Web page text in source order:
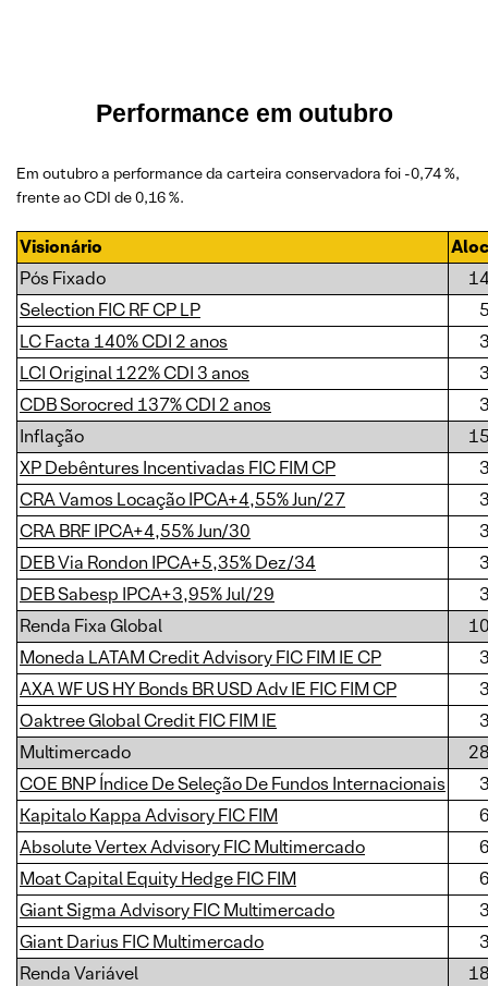
Performance em outubro
Em outubro a performance da carteira conservadora foi -0,74 %,
frente ao CDI de 0,16 %.
Visionário
Pós Fixado
Selection FIC RF CP LP
LC Facta 140% CDI 2 anos
LCI Original 122% CDI 3 anos
CDB Sorocred 137% CDI 2 anos
Inflação
XP Debêntures Incentivadas FIC FIM CP
CRA Vamos Locação IPCA+4,55% Jun/27
CRA BRF IPCA+4,55% Jun/30
DEB Via Rondon IPCA+5,35% Dez/34
DEB Sabesp IPCA+3,95% Jul/29
Renda Fixa Global
Moneda LATAM Credit Advisory FIC FIM IE CP
AXA WF US HY Bonds BR USD Adv IE FIC FIM CP
Oaktree Global Credit FIC FIM IE
Multimercado
COE BNP Índice De Seleção De Fundos Internacionais
Kapitalo Kappa Advisory FIC FIM
Absolute Vertex Advisory FIC Multimercado
Moat Capital Equity Hedge FIC FIM
Giant Sigma Advisory FIC Multimercado
Giant Darius FIC Multimercado
Renda Variável